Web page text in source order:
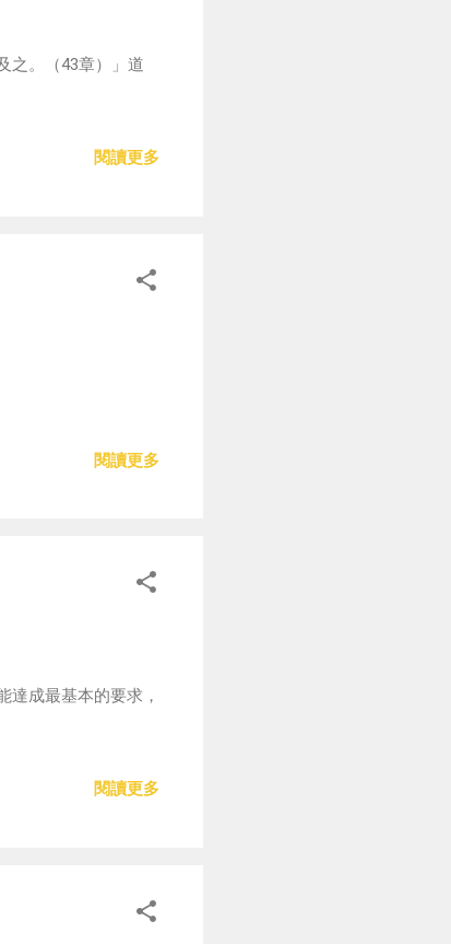
之。（43章）」道
閱讀更多
閱讀更多
達成最基本的要求，
閱讀更多